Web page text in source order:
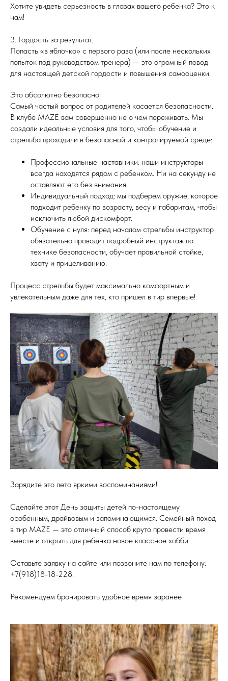
Хотите увидеть серьезность в глазах вашего ребенка? Это к
нам!
3. Гордость за результат.
Попасть «в яблочко» с первого раза (или после нескольких
попыток под руководством тренера) — это огромный повод
для настоящей детской гордости и повышения самооценки.
Это абсолютно безопасно!
Самый частый вопрос от родителей касается безопасности.
В клубе MAZE вам совершенно не о чем переживать. Мы
создали идеальные условия для того, чтобы обучение и
стрельба проходили в безопасной и контролируемой среде:
Профессиональные наставники: наши инструкторы
всегда находятся рядом с ребенком. Ни на секунду не
оставляют его без внимания.
Индивидуальный подход: мы подберем оружие, которое
подходит ребенку по возрасту, весу и габаритам, чтобы
исключить любой дискомфорт.
Обучение с нуля: перед началом стрельбы инструктор
обязательно проводит подробный инструктаж по
технике безопасности, обучает правильной стойке,
хвату и прицеливанию.
Процесс стрельбы будет максимально комфортным и
увлекательным даже для тех, кто пришел в тир впервые!
Зарядите это лето яркими воспоминаниями!
Сделайте этот День защиты детей по-настоящему
особенным, драйвовым и запоминающимся. Семейный поход
в тир MAZE — это отличный способ круто провести время
вместе и открыть для ребенка новое классное хобби.
Оставьте заявку на сайте или позвоните нам по телефону:
+7(918)18-18-228.
Рекомендуем бронировать удобное время заранее